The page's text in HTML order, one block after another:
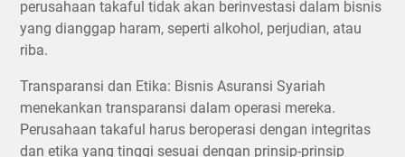
perusahaan takaful tidak akan berinvestasi dalam bisnis
yang dianggap haram, seperti alkohol, perjudian, atau
riba.
Transparansi dan Etika: Bisnis Asuransi Syariah
menekankan transparansi dalam operasi mereka.
Perusahaan takaful harus beroperasi dengan integritas
dan etika yang tinggi sesuai dengan prinsip-prinsip